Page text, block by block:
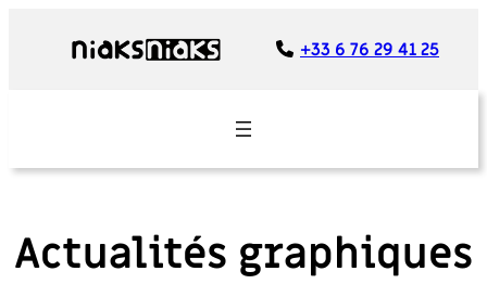
contenu
+33 6 76 29 41 25
Actualités graphiques